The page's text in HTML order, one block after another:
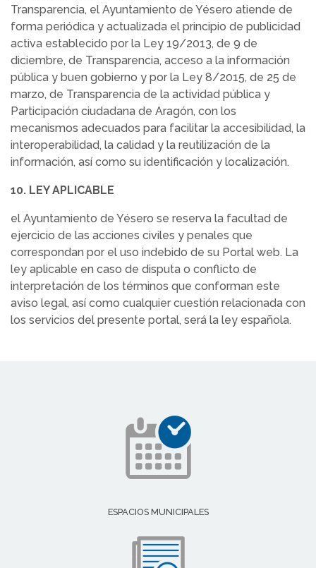
Transparencia, el Ayuntamiento de Yésero atiende de
forma periódica y actualizada el principio de publicidad
activa establecido por la Ley 19/2013, de 9 de
diciembre, de Transparencia, acceso a la información
pública y buen gobierno y por la Ley 8/2015, de 25 de
marzo, de Transparencia de la actividad pública y
Participación ciudadana de Aragón, con los
mecanismos adecuados para facilitar la accesibilidad, la
interoperabilidad, la calidad y la reutilización de la
información, así como su identificación y localización.
10. LEY APLICABLE
el Ayuntamiento de Yésero se reserva la facultad de
ejercicio de las acciones civiles y penales que
correspondan por el uso indebido de su Portal web. La
ley aplicable en caso de disputa o conflicto de
interpretación de los términos que conforman este
aviso legal, así como cualquier cuestión relacionada con
los servicios del presente portal, será la ley española.
ESPACIOS MUNICIPALES